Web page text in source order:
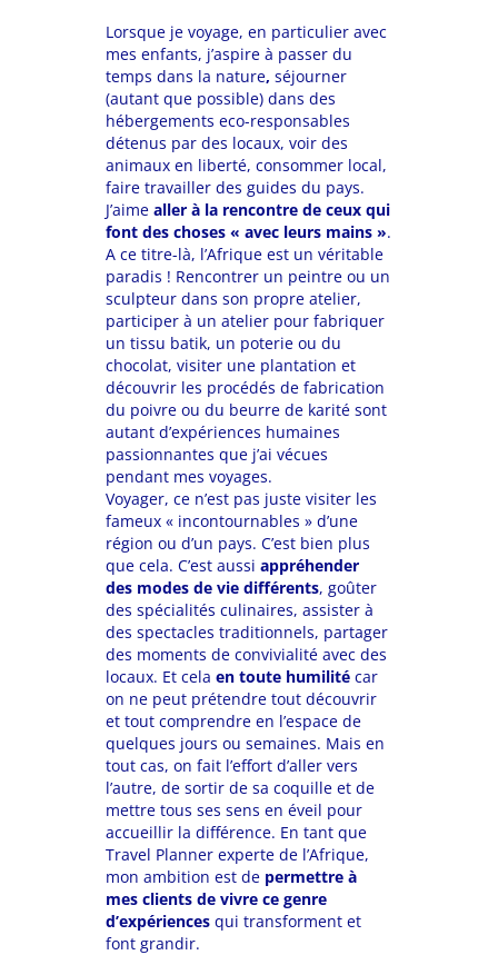
Lorsque je voyage, en particulier avec
mes enfants, j’aspire à passer du
temps dans la nature, séjourner
(autant que possible) dans des
hébergements eco-responsables
détenus par des locaux, voir des
animaux en liberté, consommer local,
faire travailler des guides du pays.
J’aime aller à la rencontre de ceux qui
font des choses « avec leurs mains ».
A ce titre-là, l’Afrique est un véritable
paradis ! Rencontrer un peintre ou un
sculpteur dans son propre atelier,
participer à un atelier pour fabriquer
un tissu batik, un poterie ou du
chocolat, visiter une plantation et
découvrir les procédés de fabrication
du poivre ou du beurre de karité sont
autant d’expériences humaines
passionnantes que j’ai vécues
pendant mes voyages.
Voyager, ce n’est pas juste visiter les
fameux « incontournables » d’une
région ou d’un pays. C’est bien plus
que cela. C’est aussi appréhender
des modes de vie différents, goûter
des spécialités culinaires, assister à
des spectacles traditionnels, partager
des moments de convivialité avec des
locaux. Et cela en toute humilité car
on ne peut prétendre tout découvrir
et tout comprendre en l’espace de
quelques jours ou semaines. Mais en
tout cas, on fait l’effort d’aller vers
l’autre, de sortir de sa coquille et de
mettre tous ses sens en éveil pour
accueillir la différence. En tant que
Travel Planner experte de l’Afrique,
mon ambition est de permettre à
mes clients de vivre ce genre
d’expériences qui transforment et
font grandir.